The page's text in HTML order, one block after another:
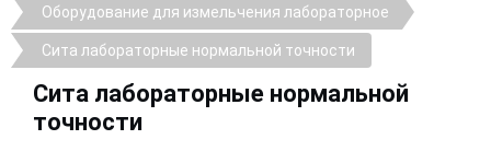
Оборудование для измельчения лабораторное
Сита лабораторные нормальной точности
Сита лабораторные нормальной
точности